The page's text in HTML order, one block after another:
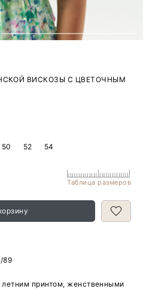
ВИСКОЗЫ С ЦВЕТОЧНЫМ
50 52 54
Таблица размеров
89
принтом, женственными